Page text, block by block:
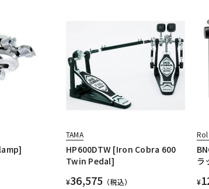
TAMA
HP600DTW [Iron Cobra 600
Twin Pedal]
¥36,575 （税込）
ラ
¥